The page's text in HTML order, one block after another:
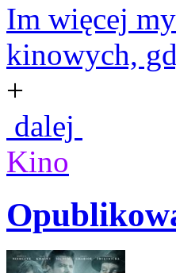
Im więcej
kinowych,
+
dalej
Kino